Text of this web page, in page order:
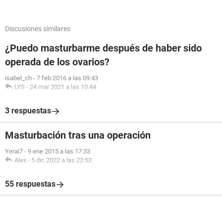
Discusiones similares
¿Puedo masturbarme después de haber sido
operada de los ovarios?
isabel_ch - 7 feb 2016 a las 09:43
LYS - 24 mar 2021 a las 10:44
3 respuestas
Masturbación tras una operación
Yerai7 - 9 ene 2015 a las 17:33
Alex - 5 dic 2022 a las 22:53
55 respuestas